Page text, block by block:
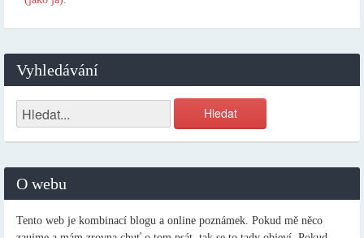
Vyhledávání
O webu
Tento web je kombinací blogu a online poznámek. Pokud mě něco